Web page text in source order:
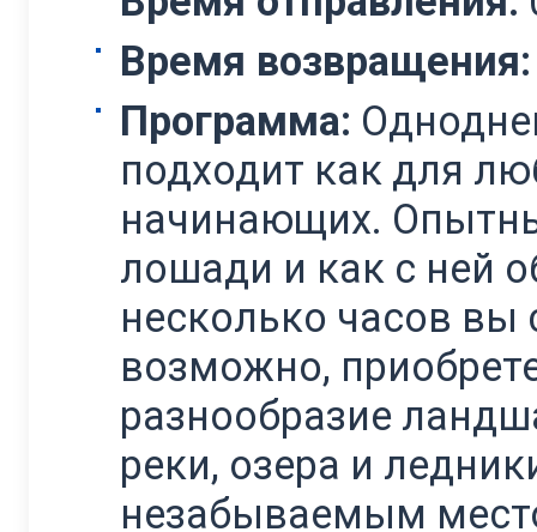
Время возвращения:
Программа:
подходит как для
начинающих.
лошади и как с ней
несколько часов
возможно,
разнообразие
реки, озера и
незабываемым